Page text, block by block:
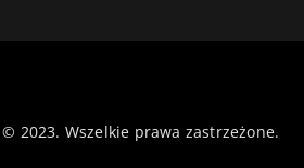
2023. Wszelkie prawa zastrzeżone.